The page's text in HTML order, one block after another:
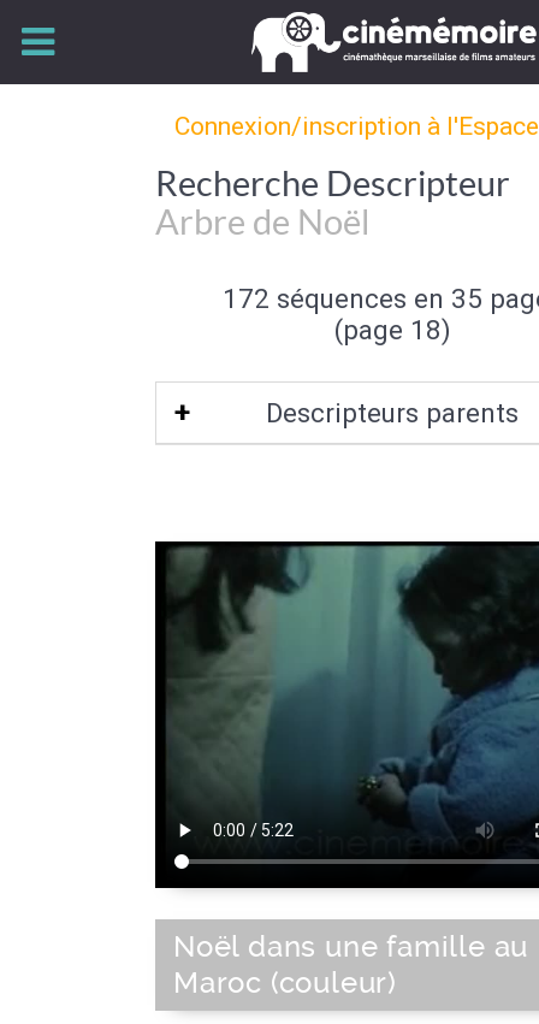
Connexion/inscription à
Recherche Descripteur
Arbre de Noël
172 séquences en 35
(page 18)
Descripteurs parents
Noël dans une famille au
Maroc (couleur)